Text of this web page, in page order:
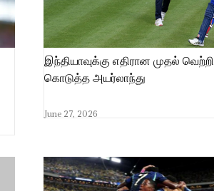
இந்தியாவுக்கு எதிரான முதல் வெற்றி
கொடுத்த அயர்லாந்து
June 27, 2026